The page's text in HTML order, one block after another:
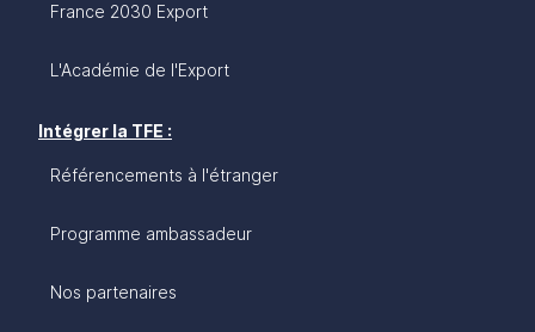
France 2030 Export
L'Académie de l'Export
Intégrer la TFE :
Référencements à l'étranger
Programme ambassadeur
Nos partenaires